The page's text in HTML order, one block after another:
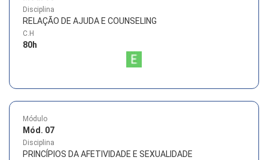
Disciplina
RELAÇÃO DE AJUDA E COUNSELING
C.H
80h
Módulo
Mód. 07
Disciplina
PRINCÍPIOS DA AFETIVIDADE E SEXUALIDADE